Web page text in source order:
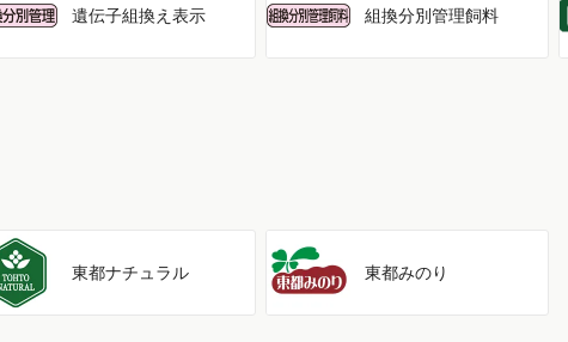
遺伝子組換え表示 組換分別管理飼料
東都ナチュラル 東都みのり